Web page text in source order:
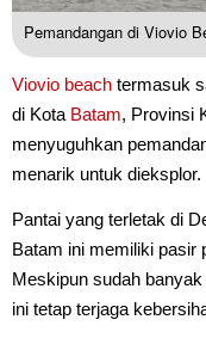
Pemandangan di Viovio
Viovio beach termasuk
di Kota Batam, Provinsi
menyuguhkan
menarik untuk dieksplor.
Pantai yang terletak di
Batam ini memiliki pasir
Meskipun sudah
ini tetap terjaga